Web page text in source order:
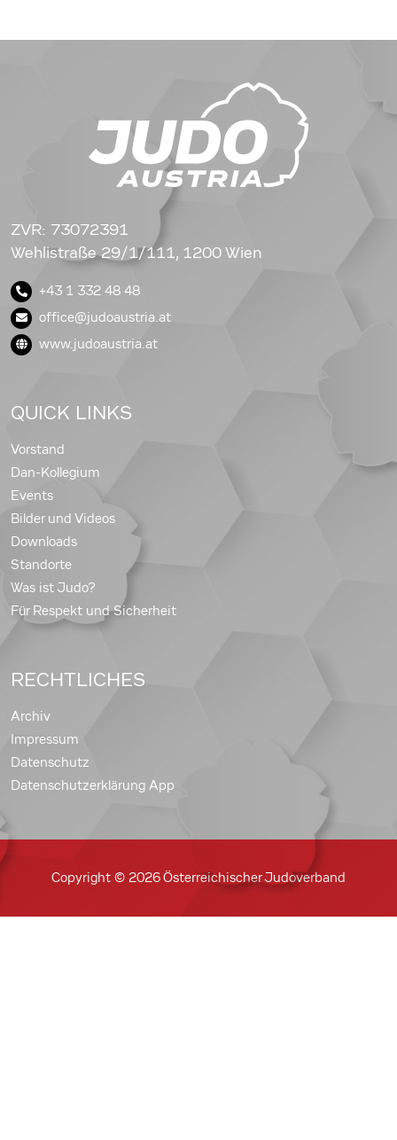
ZVR: 73072391
Wehlistraße 29/1/111, 1200 Wien
+43 1 332 48 48
office@judoaustria.at
www.judoaustria.at
QUICK LINKS
Vorstand
Dan-Kollegium
Events
Bilder und Videos
Downloads
Standorte
Was ist Judo?
Für Respekt und Sicherheit
RECHTLICHES
Archiv
Impressum
Datenschutz
Datenschutzerklärung App
Copyright © 2026 Österreichischer Judoverband